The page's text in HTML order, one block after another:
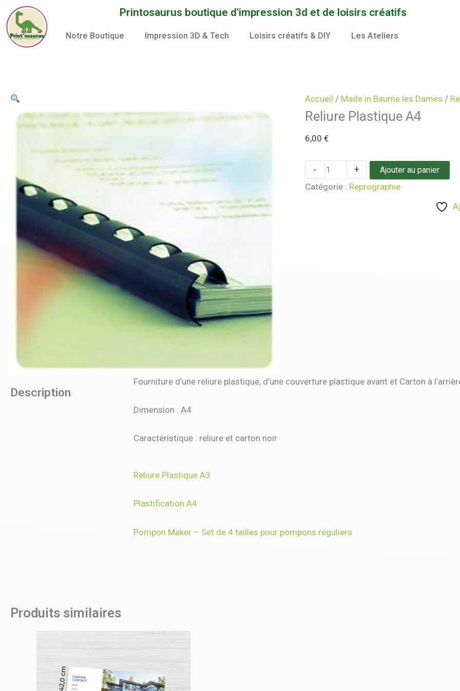
Aller
au
contenu
Printosaurus boutique d'impression 3d et de loisirs créatifs
Notre Boutique Impression 3D & Tech Loisirs créatifs & DIY Les Ateliers
Accueil / Made in Baume les Dames /
Reliure Plastique A4
6,00 €
-
quantité
Reliure
+ Ajouter au panier
Catégorie : Reprographie
Description
Fourniture d’une reliure plastique, d’une couverture plastique avant et Carton à
Dimension : A4
Caractéristique : reliure et carton noir
Reliure Plastique A3
Plastification A4
Pompon Maker – Set de 4 tailles pour pompons réguliers
Produits similaires